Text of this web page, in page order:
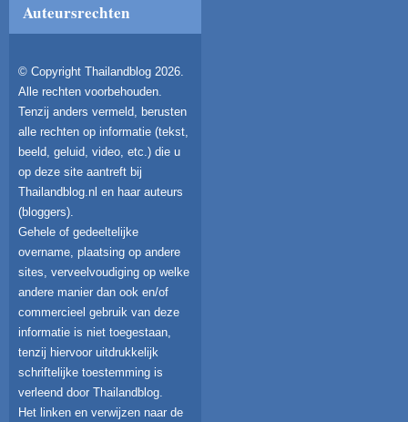
Auteursrechten
© Copyright Thailandblog 2026.
Alle rechten voorbehouden.
Tenzij anders vermeld, berusten
alle rechten op informatie (tekst,
beeld, geluid, video, etc.) die u
op deze site aantreft bij
Thailandblog.nl en haar auteurs
(bloggers).
Gehele of gedeeltelijke
overname, plaatsing op andere
sites, verveelvoudiging op welke
andere manier dan ook en/of
commercieel gebruik van deze
informatie is niet toegestaan,
tenzij hiervoor uitdrukkelijk
schriftelijke toestemming is
verleend door Thailandblog.
Het linken en verwijzen naar de